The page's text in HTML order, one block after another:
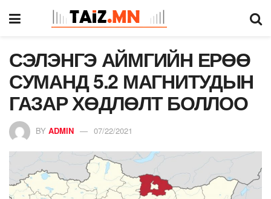
СЭЛЭНГЭ АЙМГИЙН ЕРӨӨ
СУМАНД 5.2 МАГНИТУДЫН
ГАЗАР ХӨДЛӨЛТ БОЛЛОО
BY ADMIN 07/22/2021